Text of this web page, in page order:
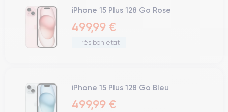
iPhone 15 Plus 128 Go Rose
499,99 €
Très bon état
iPhone 15 Plus 128 Go Bleu
499,99 €